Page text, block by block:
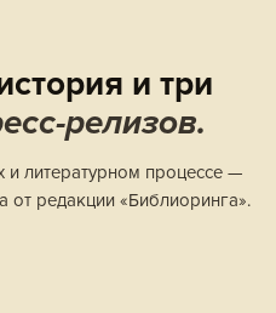
и три
релизов.
и литературном процессе —
от редакции «Библиоринга».